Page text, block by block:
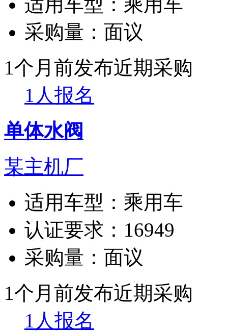
采购量： 面议
1个月前发布近期采购
1人报名
单体水阀
某主机厂
适用车型： 乘用车
认证要求： 16949
采购量： 面议
1个月前发布近期采购
1人报名